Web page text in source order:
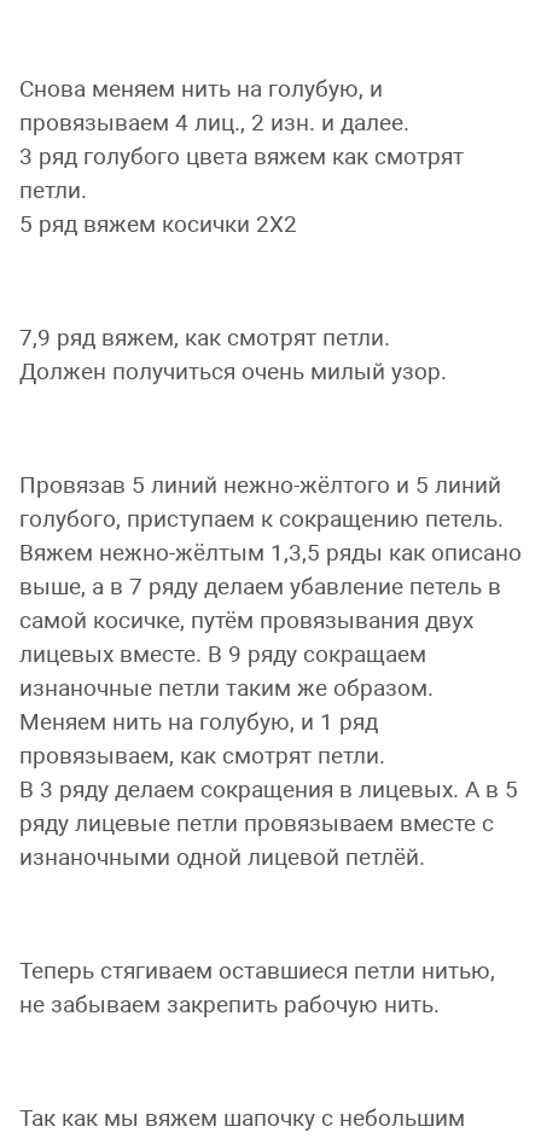
Снова меняем нить на голубую, и
провязываем 4 лиц., 2 изн. и далее.
3 ряд голубого цвета вяжем как смотрят
петли.
5 ряд вяжем косички 2Х2
7,9 ряд вяжем, как смотрят петли.
Должен получиться очень милый узор.
Провязав 5 линий нежно-жёлтого и 5 линий
голубого, приступаем к сокращению петель.
Вяжем нежно-жёлтым 1,3,5 ряды как описано
выше, а в 7 ряду делаем убавление петель в
самой косичке, путём провязывания двух
лицевых вместе. В 9 ряду сокращаем
изнаночные петли таким же образом.
Меняем нить на голубую, и 1 ряд
провязываем, как смотрят петли.
В 3 ряду делаем сокращения в лицевых. А в 5
ряду лицевые петли провязываем вместе с
изнаночными одной лицевой петлёй.
Теперь стягиваем оставшиеся петли нитью,
не забываем закрепить рабочую нить.
Так как мы вяжем шапочку с небольшим